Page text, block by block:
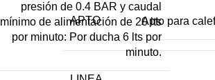
presión de 0.4 BAR y caudal
mínimo de alimentación de 20 lts
por minuto: Por ducha 6 lts por
minuto.
APTO Apto para